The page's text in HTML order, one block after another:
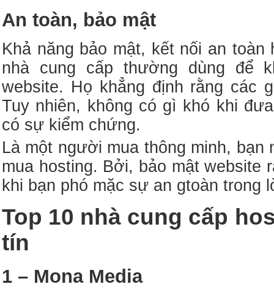
An toàn, bảo mật
Khả năng bảo mật, kết nối an
nhà cung cấp thường dùng để
website. Họ khẳng định rằng các
Tuy nhiên, không có gì khó khi
có sự kiểm chứng.
Là một người mua thông minh,
mua hosting. Bởi, bảo mật website
khi bạn phó mặc sự an gtoàn trong
Top 10 nhà cung cấp
tín
1 – Mona Media